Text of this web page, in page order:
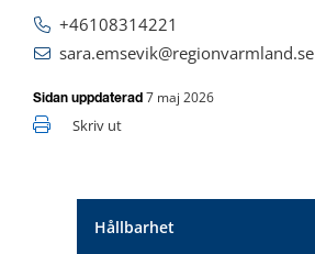
Hållbarhet
+46108314221
sara.emsevik@regionvarmland.se
Sidan uppdaterad 7 maj 2026
Skriv ut